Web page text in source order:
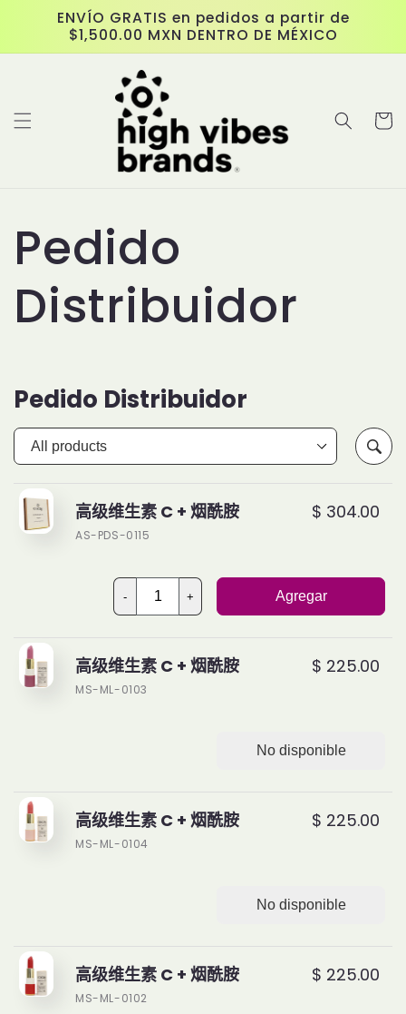
跳至內ENVÍO GRATIS en pedidos a partir de
$1,500.00 MXN DENTRO DE MÉXICO
物
Pedido
Distribuidor
Pedido Distribuidor
高级维生素 C + 烟酰胺 $ 304.00
AS-PDS-0115
- + Agregar
高级维生素 C + 烟酰胺 $ 225.00
MS-ML-0103
No disponible
高级维生素 C + 烟酰胺 $ 225.00
MS-ML-0104
No disponible
高级维生素 C + 烟酰胺 $ 225.00
MS-ML-0102